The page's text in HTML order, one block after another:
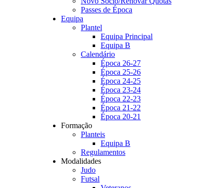
Passes de Época
Equipa
Plantel
Equipa Principal
Equipa B
Calendário
Época 26-27
Época 25-26
Época 24-25
Época 23-24
Época 22-23
Época 21-22
Época 20-21
Formação
Planteis
Equipa B
Regulamentos
Modalidades
Judo
Futsal